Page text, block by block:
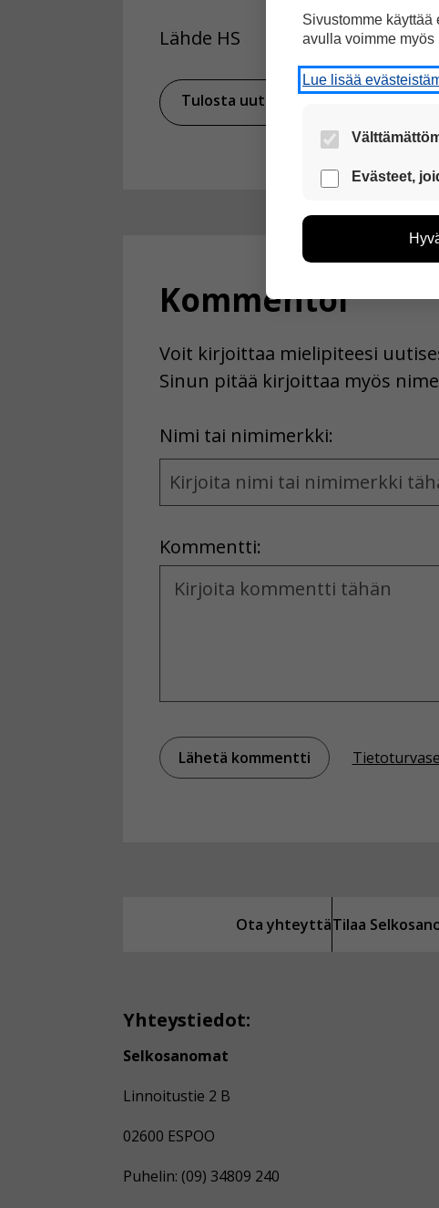
Lähde HS
Tulosta uutinen Jaa
Kommentoi
Voit kirjoittaa mielipiteesi
Sinun pitää kirjoittaa myös
Nimi tai nimimerkki:
Name
and
Kommentti:
Kommentti
Ota yhteyttäTilaa
Yhteystiedot:
Selkosanomat
Linnoitustie 2 B
02600 ESPOO
Puhelin: (09) 34809 240
Sivustomme
avulla voimme myös
Lue lisää
Nämä evästeet
Evästeet,
voimme kehittää
esimerkiksi
kuitenkaan kerää